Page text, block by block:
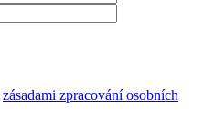
zásadami zpracování osobních